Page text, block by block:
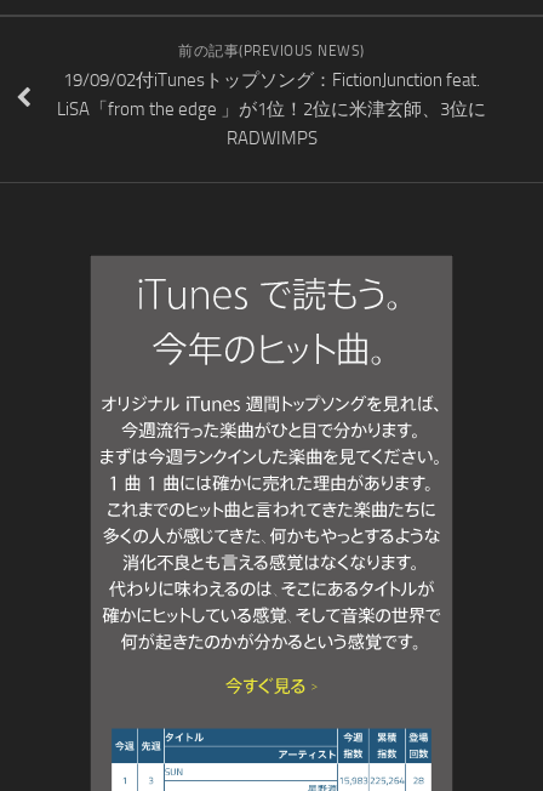
前の記事(PREVIOUS NEWS)
19/09/02付iTunesトップソング：FictionJunction feat.
LiSA「from the edge 」が1位！2位に米津玄師、3位に
RADWIMPS